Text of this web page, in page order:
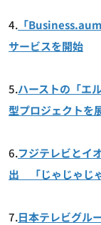
4. 「
サービスを開始
5.ハーストの「エ
型プロジェクトを
6.フジテレビとイ
出 「じゃじゃじ
7.日本テレビグル